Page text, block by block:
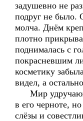
задушевно не
подруг не было.
молча. Днём
плотно
поднималась с
покрасневшим
косметику
видел, а
Мир
в его черноте,
слёзы и